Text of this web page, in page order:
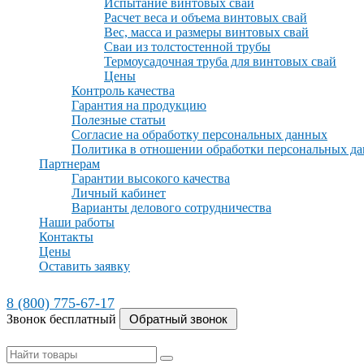
Испытание винтовых свай
Расчет веса и объема винтовых свай
Вес, масса и размеры винтовых свай
Сваи из толстостенной трубы
Термоусадочная труба для винтовых свай
Цены
Контроль качества
Гарантия на продукцию
Полезные статьи
Согласие на обработку персональных данных
Политика в отношении обработки персональных
Партнерам
Гарантии высокого качества
Личный кабинет
Варианты делового сотрудничества
Наши работы
Контакты
Цены
Оставить заявку
8 (800) 775-67-17
Звонок бесплатный